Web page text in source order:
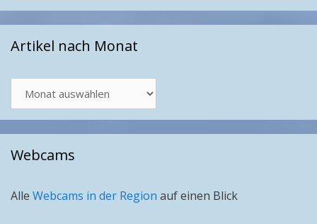
Artikel nach Monat
nach
Monat
Webcams
Alle Webcams in der Region auf einen Blick